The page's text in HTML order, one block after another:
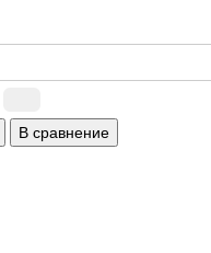
В сравнение